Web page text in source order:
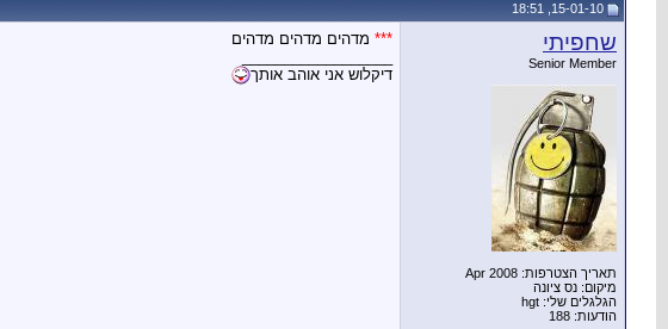
שחפיתי
Senior Member
תאריך הצטרפות: Apr 2008
מיקום: נס ציונה
הגלגלים שלי: hgt
הודעות: 188
*
*
* מדהים מדהים מדהים
דיקלוש אני אוהב אותך